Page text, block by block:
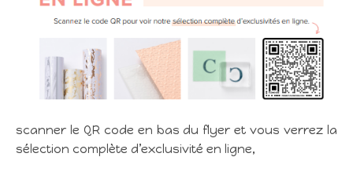
scanner le QR code en bas du flyer et vous verrez la
sélection complète d’exclusivité en ligne,